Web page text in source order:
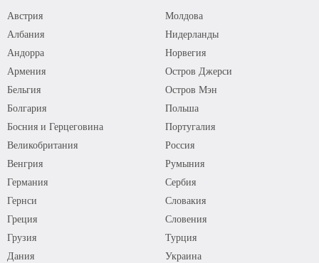
Австрия
Албания
Андорра
Армения
Бельгия
Болгария
Босния и Герцеговина
Великобритания
Венгрия
Германия
Гернси
Греция
Грузия
Дания
Молдова
Нидерланды
Норвегия
Остров Джерси
Остров Мэн
Польша
Португалия
Россия
Румыния
Сербия
Словакия
Словения
Турция
Украина